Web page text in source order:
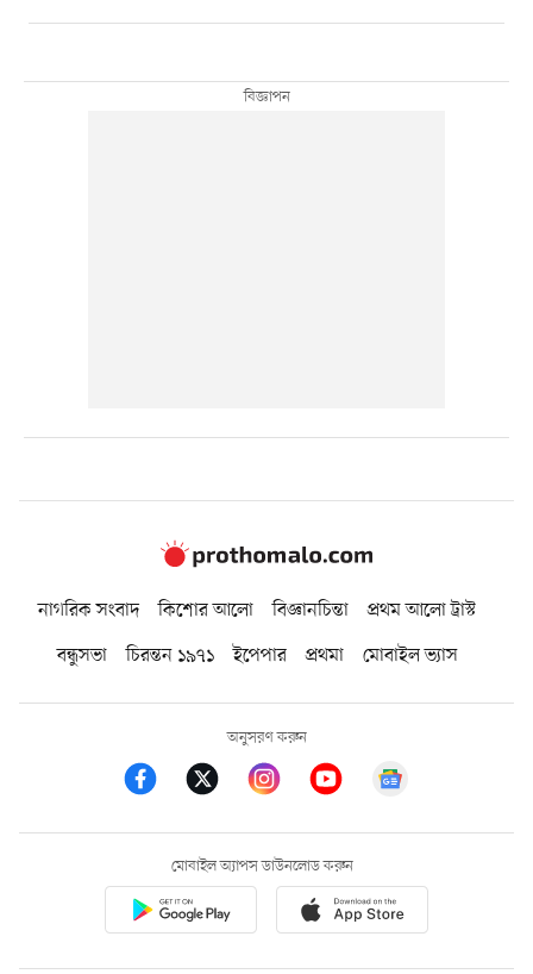
নাগরিক সংবাদ কিশোর আলো বিজ্ঞানচিন্তা
প্রথম আলো ট্রাস্ট
বন্ধুসভা
চিরন্তন ১৯৭১ ইপেপার প্রথমা মোবাইল ভ্যাস
অনুসরণ করুন
মোবাইল অ্যাপস ডাউনলোড করুন